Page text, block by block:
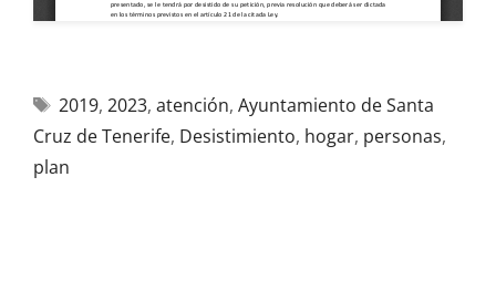
2019, 2023, atención, Ayuntamiento de Santa
Cruz de Tenerife, Desistimiento, hogar, personas,
plan